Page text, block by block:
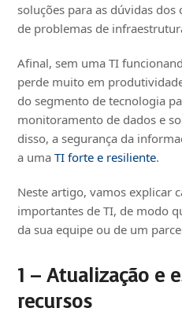
soluções para as dúvidas
de problemas de
Afinal, sem uma TI
perde muito em
do segmento de tecnologia
monitoramento de dados e
disso, a segurança da
a umaTI forte e resiliente.
Neste artigo, vamos explicar
importantes de TI, de modo
da sua equipe ou de um
1 – Atualização e
recursos